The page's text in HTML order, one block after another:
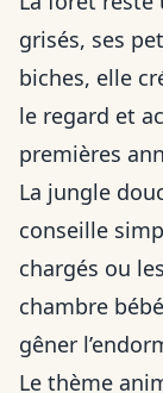
grisés, ses
biches, elle
le regard et
premières
La jungle
conseille
chargés ou
chambre
gêner
Le thème